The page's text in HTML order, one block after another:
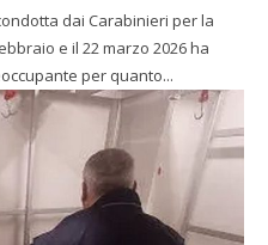
dai Carabinieri per la
e il 22 marzo 2026 ha
per quanto...